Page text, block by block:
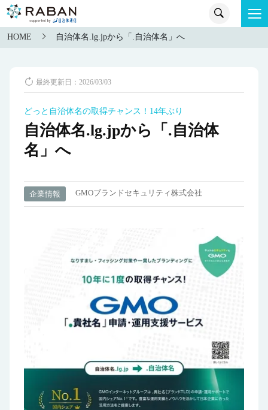
HOME 自治体名.lg.jpから「.自治体名」へ
最終更新日：2026/03/03
どっと自治体名の取得チャンス！14年ぶり
自治体名.lg.jpから「.自治体
名」へ
企業情報 GMOブランドセキュリティ株式会社